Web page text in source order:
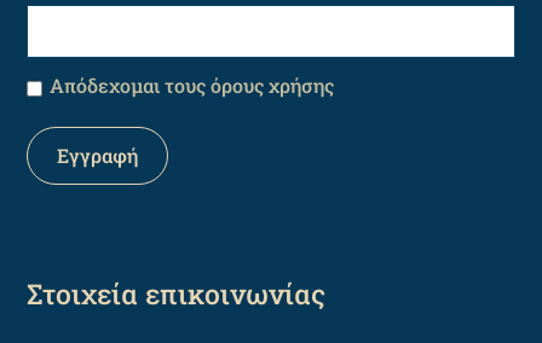
Απόδεχομαι τους όρους χρήσης
Στοιχεία επικοινωνίας